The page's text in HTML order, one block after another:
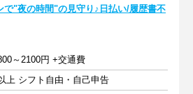
で"夜の時間"の見守り♪日払い/履歴書不
～2100円 +交通費
上 シフト自由・自己申告